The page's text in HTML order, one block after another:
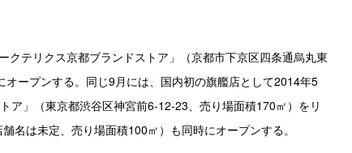
テリクス京都ブランドストア」（京都市下京区四条通烏丸東
ープンする。同じ9月には、国内初の旗艦店として2014年5
ア」（東京都渋谷区神宮前6-12-23、売り場面積170㎡）をリ
名は未定、売り場面積100㎡）も同時にオープンする。